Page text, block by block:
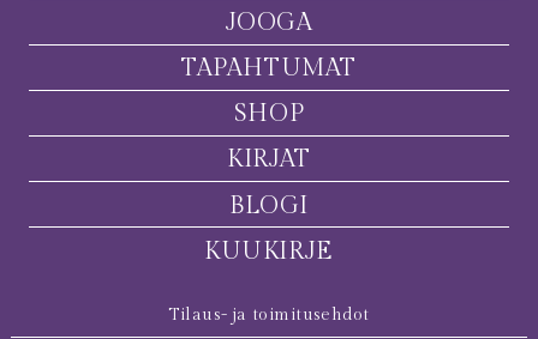
JOOGA
TAPAHTUMAT
SHOP
KIRJAT
BLOGI
KUUKIRJE
Tilaus- ja toimitusehdot